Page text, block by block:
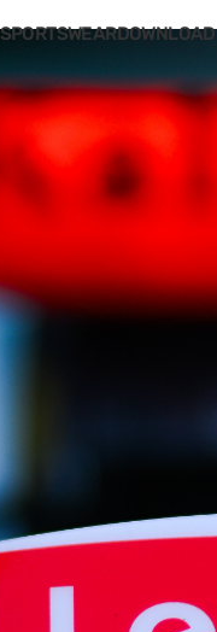
SPORTSWEARDOWNLOAD